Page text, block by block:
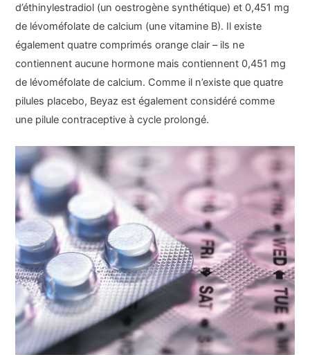
d’éthinylestradiol (un oestrogène synthétique) et 0,451 mg
de lévoméfolate de calcium (une vitamine B). Il existe
également quatre comprimés orange clair – ils ne
contiennent aucune hormone mais contiennent 0,451 mg
de lévoméfolate de calcium. Comme il n’existe que quatre
pilules placebo, Beyaz est également considéré comme
une pilule contraceptive à cycle prolongé.